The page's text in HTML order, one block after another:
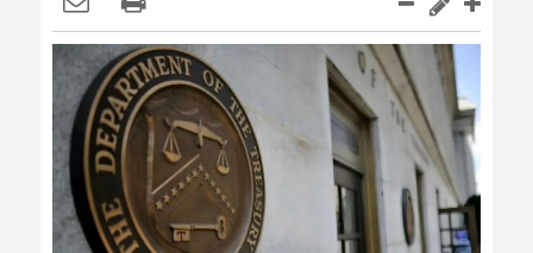
مذاکره تحمیلی، جنگ تحمیلی،